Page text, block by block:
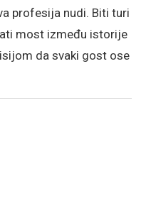
profesija nudi. Biti turi
most između istorije
da svaki gost ose